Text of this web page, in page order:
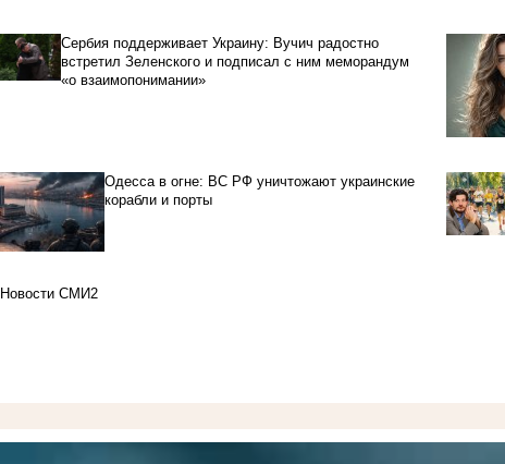
Сербия поддерживает Украину: Вучич радостно
встретил Зеленского и подписал с ним меморандум
«о взаимопонимании»
Одесса в огне: ВС РФ уничтожают украинские
корабли и порты
Новости СМИ2